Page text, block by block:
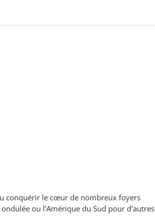
conquérir le cœur de nombreux foyers
ou l’Amérique du Sud pour d’autres